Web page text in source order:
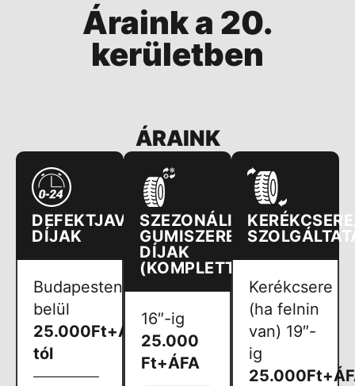
Áraink a 20.
kerületben
ÁRAINK
DEFEKTJAVÍTÁS
DÍJAK
Budapesten
belül
25.000Ft+ÁFA-
tól
SZEZONÁLIS
GUMISZERELÉSI
DÍJAK
(KOMPLETTEN)
16″-ig
25.000
Ft+ÁFA
Kerékcsere
(ha felnin
van) 19″-
ig